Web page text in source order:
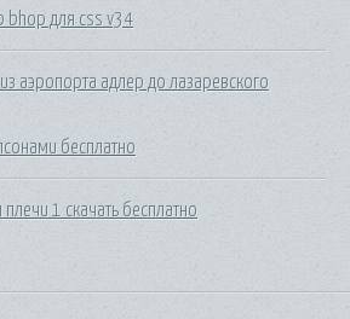
bhop для css v34
аэропорта адлер до лазаревского
бесплатно
плечи 1 скачать бесплатно